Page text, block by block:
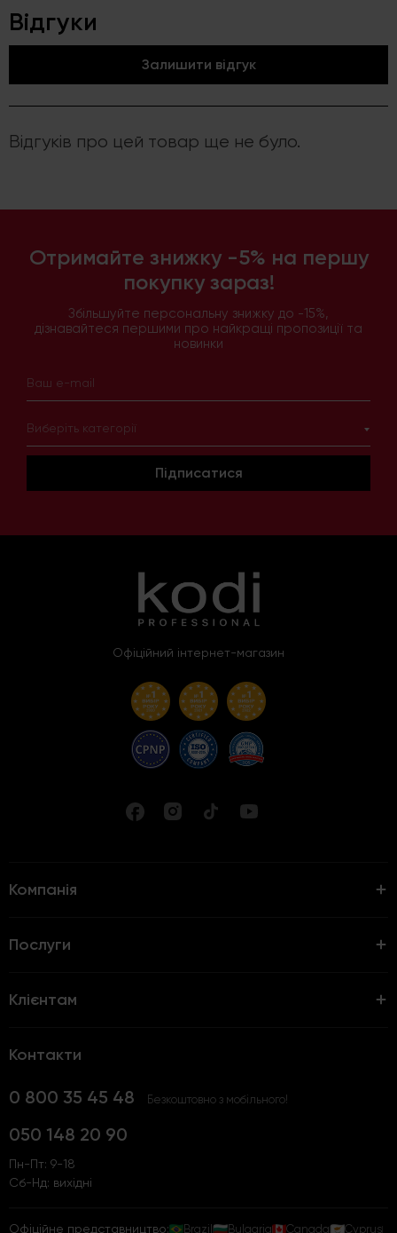
Відгуки
Залишити відгук
Відгуків про цей товар ще не було.
Отримайте знижку -5% на першу
покупку зараз!
Збільшуйте персональну знижку до -15%,
дізнавайтеся першими про найкращі пропозиції та
новинки
Виберіть категорії
Підписатися
Офіційний інтернет-магазин
Компанія
Послуги
Клієнтам
Контакти
0 800 35 45 48 Безкоштовно з мобільного!
050 148 20 90
Пн-Пт: 9-18
Сб-Нд: вихідні
Офіційне представництво: Brazil Bulgaria Canada Cyprus